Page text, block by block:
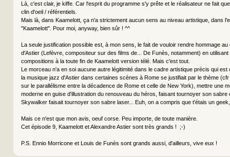
Là, c'est clair, je kiffe. Car l'esprit du programme s'y prête et le réalisateur ne fait
clin d'oeil / référentiels.
Mais là, dans Kaamelott, ça n'a strictement aucun sens au niveau artistique, dans
"Kaamelott". Pour moi, anyway, bien sûr ! ^^
La seule justification possible est, à mon sens, le fait de vouloir rendre hommage
d'Astier (Lefèvre, compositeur sur des films de... De Funès, notamment) en utilisant
compositions à la toute fin de Kaamelott version télé. Mais c'est tout.
Le morceau n'a en soi aucune autre légitimité dans le cadre artistique précis qui est
la musique jazz d'Astier dans certaines scènes à Rome se justifiait par le thème
sur le parallélisme entre la décadence de Rome et celle de New York), mettre une
moderne en guise d'illustration du renouveau du héros, faisant tournoyer son sabre
Skywalker faisait tournoyer son sabre laser... Euh, on a compris que t'étais un
Mais ce n'est que mon avis, oeuf corse. Peu importe, de toute manière.
Cet épisode 9, Kaamelott et Alexandre Astier sont très grands ! ;-)
P.S. Ennio Morricone et Louis de Funès sont grands aussi, d'ailleurs, vive eux !